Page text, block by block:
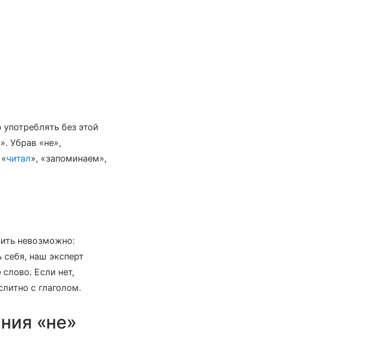
без этой
Убрав «не»,
читал», «запоминаем»,
невозможно:
себя, наш эксперт
Если нет,
с глаголом.
«не»